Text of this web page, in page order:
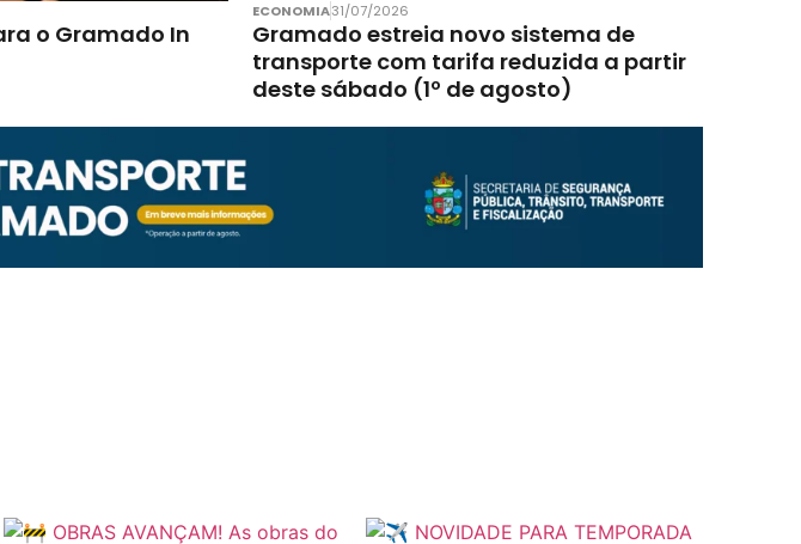
o Gramado In
ECONOMIA31/07/2026
Gramado estreia novo sistema de
transporte com tarifa reduzida a partir
deste sábado (1º de agosto)